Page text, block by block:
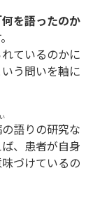
何を語ったのか
ているのかに
う問いを軸に
の語りの研究な
、患者が自身
づけているの